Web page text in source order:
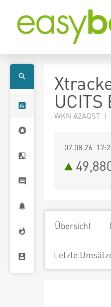
UCITS
WKN A2AQST
07.08.26
Übersicht
Letzte